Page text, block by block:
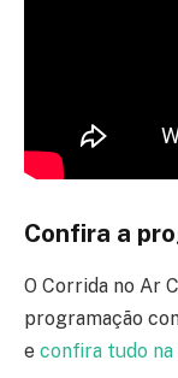
Confira a
O Corrida no Ar
programação
e confira tudo na